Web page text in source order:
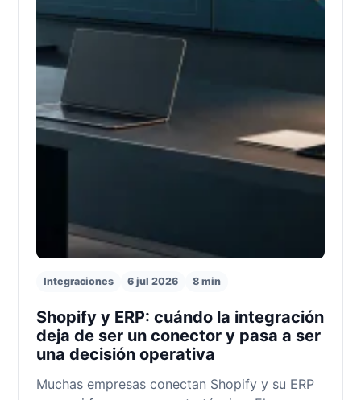
Integraciones 6 jul 2026 8 min
Shopify y ERP: cuándo la integración
deja de ser un conector y pasa a ser
una decisión operativa
Muchas empresas conectan Shopify y su ERP